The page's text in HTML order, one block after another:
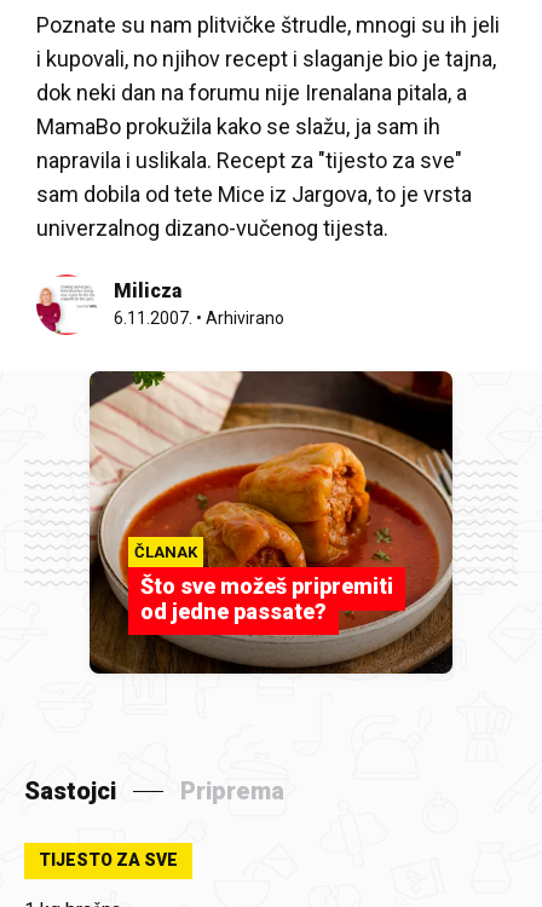
Poznate su nam plitvičke štrudle, mnogi su ih jeli
i kupovali, no njihov recept i slaganje bio je tajna,
dok neki dan na forumu nije Irenalana pitala, a
MamaBo prokužila kako se slažu, ja sam ih
napravila i uslikala. Recept za "tijesto za sve"
sam dobila od tete Mice iz Jargova, to je vrsta
univerzalnog dizano-vučenog tijesta.
Milicza
6.11.2007. • Arhivirano
ČLANAK
Što sve možeš pripremiti
od jedne passate?
Sastojci Priprema
TIJESTO ZA SVE